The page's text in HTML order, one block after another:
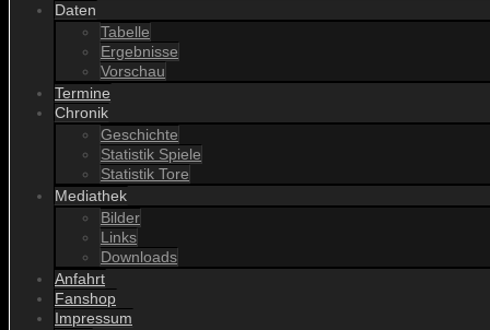
Daten
Tabelle
Ergebnisse
Vorschau
Termine
Chronik
Geschichte
Statistik Spiele
Statistik Tore
Mediathek
Bilder
Links
Downloads
Anfahrt
Fanshop
Impressum